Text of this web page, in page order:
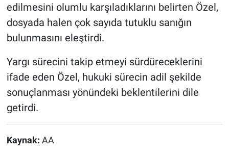
edilmesini olumlu karşıladıklarını belirten Özel,
dosyada halen çok sayıda tutuklu sanığın
bulunmasını eleştirdi.
Yargı sürecini takip etmeyi sürdüreceklerini
ifade eden Özel, hukuki sürecin adil şekilde
sonuçlanması yönündeki beklentilerini dile
getirdi.
Kaynak: AA